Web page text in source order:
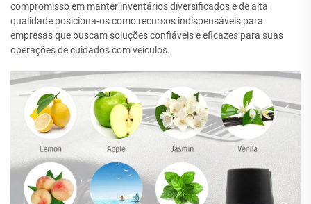
compromisso em manter inventários diversificados e de alta
qualidade posiciona-os como recursos indispensáveis para
empresas que buscam soluções confiáveis e eficazes para suas
operações de cuidados com veículos.